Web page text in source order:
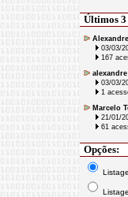
Últimos 3
03/03/
167
03/03/
1
Marcelo
21/01/
61
Opções: